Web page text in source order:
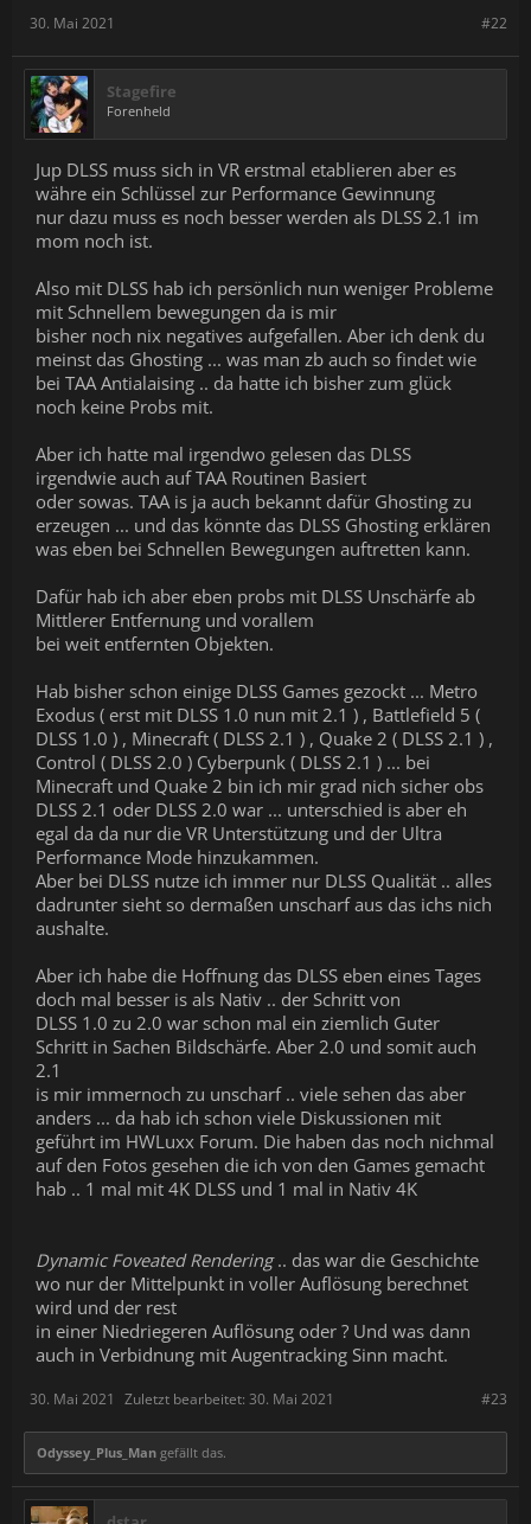
#22
30. Mai 2021
Stagefire
Forenheld
Jup DLSS muss sich in VR erstmal etablieren aber es
währe ein Schlüssel zur Performance Gewinnung
nur dazu muss es noch besser werden als DLSS 2.1 im
mom noch ist.
Also mit DLSS hab ich persönlich nun weniger Probleme
mit Schnellem bewegungen da is mir
bisher noch nix negatives aufgefallen. Aber ich denk du
meinst das Ghosting ... was man zb auch so findet wie
bei TAA Antialaising .. da hatte ich bisher zum glück
noch keine Probs mit.
Aber ich hatte mal irgendwo gelesen das DLSS
irgendwie auch auf TAA Routinen Basiert
oder sowas. TAA is ja auch bekannt dafür Ghosting zu
erzeugen ... und das könnte das DLSS Ghosting erklären
was eben bei Schnellen Bewegungen auftretten kann.
Dafür hab ich aber eben probs mit DLSS Unschärfe ab
Mittlerer Entfernung und vorallem
bei weit entfernten Objekten.
Hab bisher schon einige DLSS Games gezockt ... Metro
Exodus ( erst mit DLSS 1.0 nun mit 2.1 ) , Battlefield 5 (
DLSS 1.0 ) , Minecraft ( DLSS 2.1 ) , Quake 2 ( DLSS 2.1 ) ,
Control ( DLSS 2.0 ) Cyberpunk ( DLSS 2.1 ) ... bei
Minecraft und Quake 2 bin ich mir grad nich sicher obs
DLSS 2.1 oder DLSS 2.0 war ... unterschied is aber eh
egal da da nur die VR Unterstützung und der Ultra
Performance Mode hinzukammen.
Aber bei DLSS nutze ich immer nur DLSS Qualität .. alles
dadrunter sieht so dermaßen unscharf aus das ichs nich
aushalte.
Aber ich habe die Hoffnung das DLSS eben eines Tages
doch mal besser is als Nativ .. der Schritt von
DLSS 1.0 zu 2.0 war schon mal ein ziemlich Guter
Schritt in Sachen Bildschärfe. Aber 2.0 und somit auch
2.1
is mir immernoch zu unscharf .. viele sehen das aber
anders ... da hab ich schon viele Diskussionen mit
geführt im HWLuxx Forum. Die haben das noch nichmal
auf den Fotos gesehen die ich von den Games gemacht
hab .. 1 mal mit 4K DLSS und 1 mal in Nativ 4K
Dynamic Foveated Rendering.. das war die Geschichte
wo nur der Mittelpunkt in voller Auflösung berechnet
wird und der rest
in einer Niedriegeren Auflösung oder ? Und was dann
auch in Verbidnung mit Augentracking Sinn macht.
#23
30. Mai 2021 Zuletzt bearbeitet: 30. Mai 2021
Odyssey_Plus_Man gefällt das.